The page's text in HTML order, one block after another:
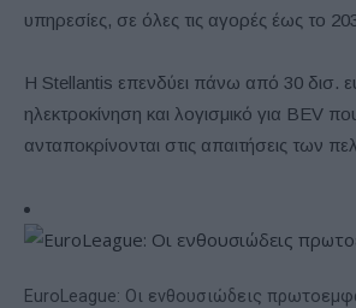
υπηρεσίες, σε όλες τις αγορές έως το
Η Stellantis επενδύει πάνω από 30 δισ.
ηλεκτροκίνηση και λογισμικό για BEV
ανταποκρίνονται στις απαιτήσεις των
EuroLeague: Οι ενθουσιώδεις